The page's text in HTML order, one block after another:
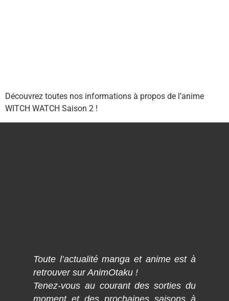
Découvrez toutes nos informations à propos de l’anime
WITCH WATCH Saison 2 !
Toute l’actualité manga et anime est à
retrouver sur AnimOtaku !
Tenez-vous au courant des sorties du
moment et des prochaines saisons à